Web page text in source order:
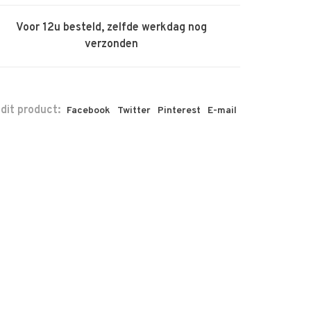
Voor 12u besteld, zelfde werkdag nog
verzonden
product: Facebook Twitter Pinterest E-mail